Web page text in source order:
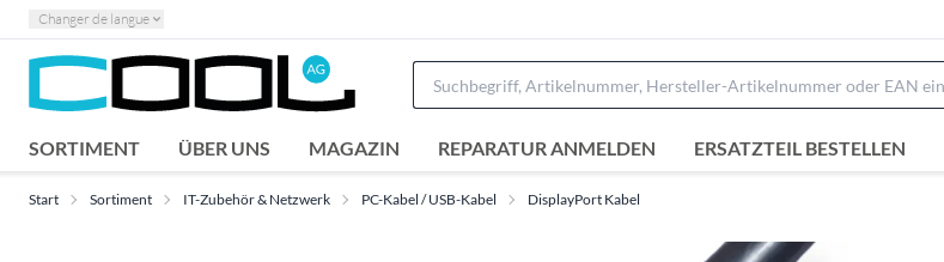
Changer de langue
SORTIMENT ÜBER UNS MAGAZIN REPARATUR ANMELDEN ERSATZTEIL BESTELLEN
Start Sortiment IT-Zubehör & Netzwerk PC-Kabel / USB-Kabel DisplayPort Kabel